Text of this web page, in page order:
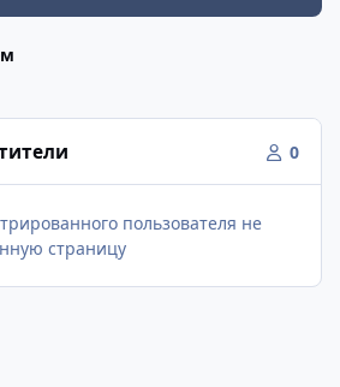
0
пользователя не
страницу